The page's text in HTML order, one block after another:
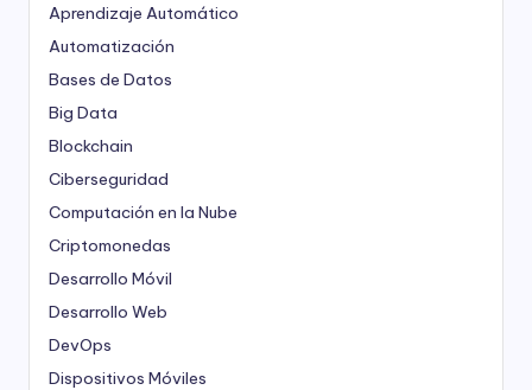
Aprendizaje Automático
Automatización
Bases de Datos
Big Data
Blockchain
Ciberseguridad
Computación en la Nube
Criptomonedas
Desarrollo Móvil
Desarrollo Web
DevOps
Dispositivos Móviles